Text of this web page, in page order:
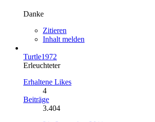
Danke
Zitieren
Inhalt melden
Turtle1972
Erleuchteter
Erhaltene Likes
4
Beiträge
3.404